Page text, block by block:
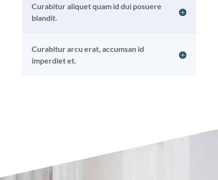
Curabitur aliquet quam id dui posuere
blandit.
Curabitur arcu erat, accumsan id
imperdiet et.